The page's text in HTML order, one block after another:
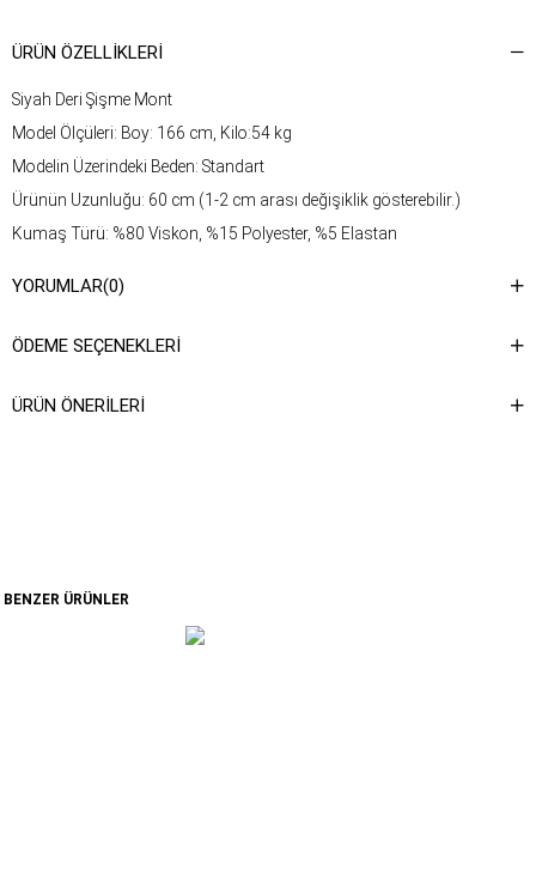
ÜRÜN ÖZELLIKLERI
Siyah Deri Şişme Mont
Model Ölçüleri: Boy: 166 cm, Kilo:54 kg
Modelin Üzerindeki Beden: Standart
Ürünün Uzunluğu: 60 cm (1-2 cm arası değişiklik gösterebilir.)
Kumaş Türü: %80 Viskon, %15 Polyester, %5 Elastan
talimatına ulaşabilirsiniz.
YORUMLAR(0)
ÖDEME SEÇENEKLERI
ÜRÜN ÖNERILERI
BENZER ÜRÜNLER